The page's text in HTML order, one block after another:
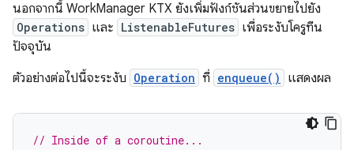
นอกจากนี้ WorkManager KTX ยังเพิ่มฟังก์ชันส่วนขยายไปยัง
Operations และ ListenableFutures เพื่อระงับโครูทีน
ปัจจุบัน
ตัวอย่างต่อไปนี้จะระงับ Operation ที่ enqueue() แสดงผล
// Inside of a coroutine...